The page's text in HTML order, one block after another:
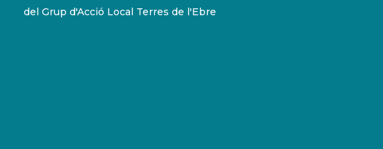
del Grup d'Acció Local Terres de l'Ebre